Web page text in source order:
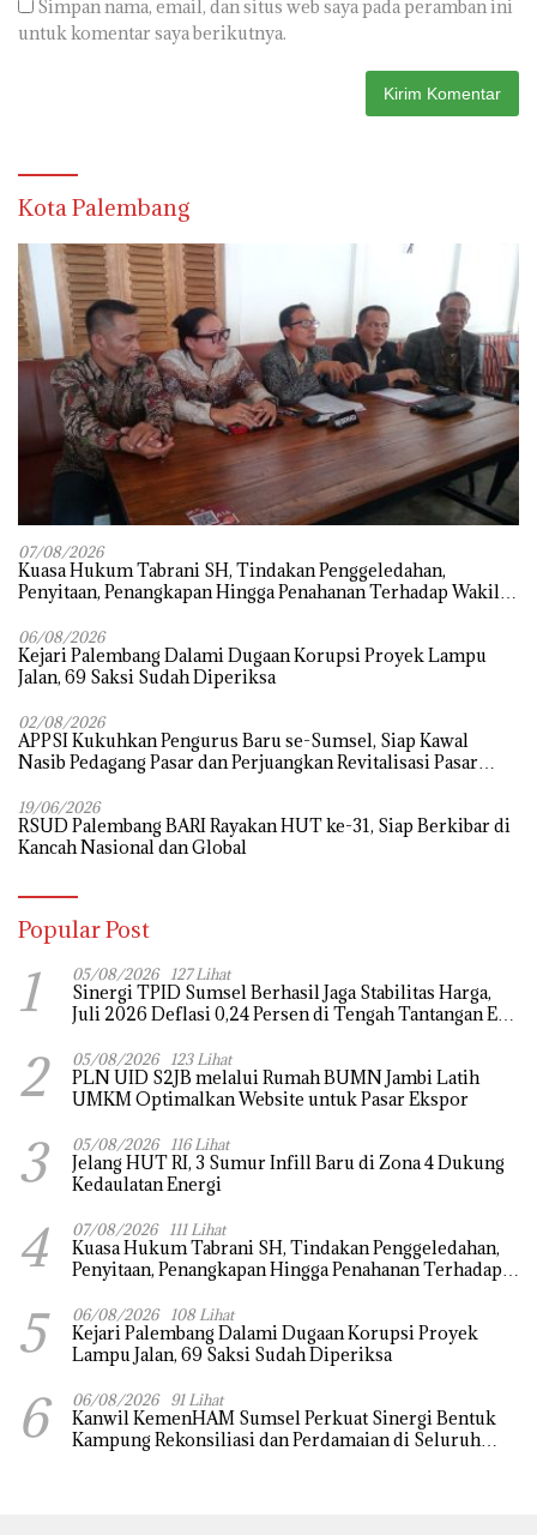
Simpan nama, email, dan situs web saya pada peramban ini
untuk komentar saya berikutnya.
Kota Palembang
07/08/2026
‎Kuasa Hukum Tabrani SH, Tindakan Penggeledahan,
Penyitaan, Penangkapan Hingga Penahanan Terhadap Wakil
06/08/2026
Kejari Palembang Dalami Dugaan Korupsi Proyek Lampu
Jalan, 69 Saksi Sudah Diperiksa
02/08/2026
APPSI Kukuhkan Pengurus Baru se-Sumsel, Siap Kawal
Nasib Pedagang Pasar dan Perjuangkan Revitalisasi Pasar
19/06/2026
RSUD Palembang BARI Rayakan HUT ke-31, Siap Berkibar di
Kancah Nasional dan Global
Popular Post
1 05/08/2026 127 Lihat
Sinergi TPID Sumsel Berhasil Jaga Stabilitas Harga,
Juli 2026 Deflasi 0,24 Persen di Tengah Tantangan El
2 05/08/2026 123 Lihat
PLN UID S2JB melalui Rumah BUMN Jambi Latih
UMKM Optimalkan Website untuk Pasar Ekspor
3 05/08/2026 116 Lihat
Jelang HUT RI, 3 Sumur Infill Baru di Zona 4 Dukung
Kedaulatan Energi
4 07/08/2026 111 Lihat
‎Kuasa Hukum Tabrani SH, Tindakan Penggeledahan,
Penyitaan, Penangkapan Hingga Penahanan Terhadap
Praperadilan
5 06/08/2026 108 Lihat
Kejari Palembang Dalami Dugaan Korupsi Proyek
Lampu Jalan, 69 Saksi Sudah Diperiksa
6 06/08/2026 91 Lihat
Kanwil KemenHAM Sumsel Perkuat Sinergi Bentuk
Kampung Rekonsiliasi dan Perdamaian di Seluruh